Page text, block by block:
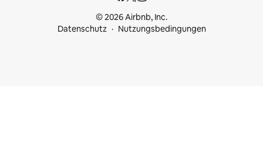
© 2026 Airbnb, Inc.
Datenschutz
Nutzungsbedingungen